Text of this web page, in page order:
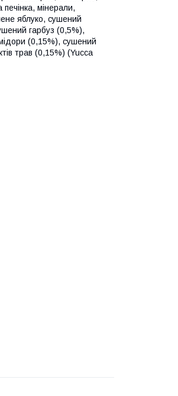
мінерали,
яблуко, сушений
гарбуз (0,5%),
(0,15%), сушений
трав (0,15%) (Yucca